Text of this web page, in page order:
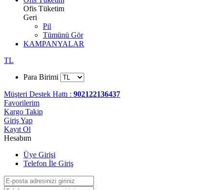
Ofis Tüketim
Geri
Pil
Tümünü Gör
KAMPANYALAR
TL
Para Birimi
Müşteri Destek Hattı : 902122136437
Favorilerim
Kargo Takip
Giriş Yap
Kayıt Ol
Hesabım
Üye Girişi
Telefon İle Giriş